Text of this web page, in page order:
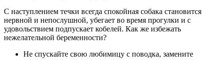
С наступлением течки всегда спокойная собака становится
нервной и непослушной, убегает во время прогулки и с
удовольствием подпускает кобелей. Как же избежать
нежелательной беременности?
Не спускайте свою любимицу с поводка, замените